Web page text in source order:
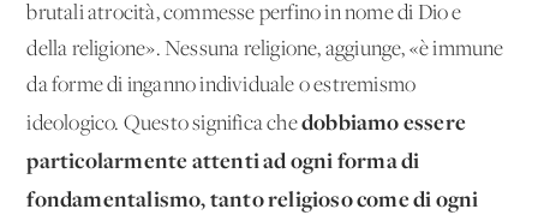
brutali atrocità, commesse perfino in nome di Dio e
della religione». Nessuna religione, aggiunge, «è immune
da forme di inganno individuale o estremismo
ideologico. Questo significa chedobbiamo essere
particolarmente attenti ad ogni forma di
fondamentalismo, tanto religioso come di ogni